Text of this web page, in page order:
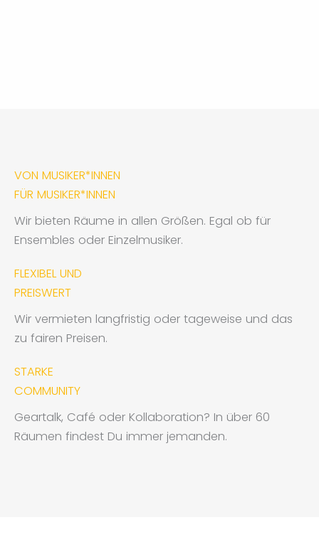
VON MUSIKER*INNEN
FÜR MUSIKER*INNEN
Wir bieten Räume in allen Größen. Egal ob für
Ensembles oder Einzelmusiker.
FLEXIBEL UND
PREISWERT
Wir vermieten langfristig oder tageweise und das
zu fairen Preisen.
STARKE
COMMUNITY
Geartalk, Café oder Kollaboration? In über 60
Räumen findest Du immer jemanden.